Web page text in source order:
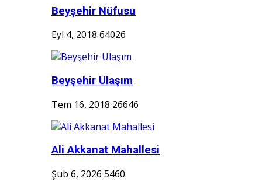
Beyşehir Nüfusu
Eyl 4, 2018 64026
Beyşehir Ulaşım
Tem 16, 2018 26646
Ali Akkanat Mahallesi
Şub 6, 2026 5460